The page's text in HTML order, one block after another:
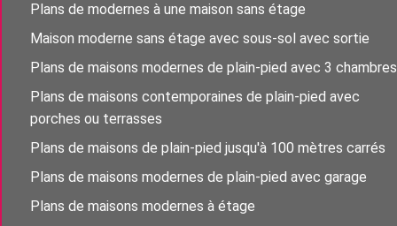
Plans de modernes à une maison sans étage
Maison moderne sans étage avec sous-sol avec sortie
Plans de maisons modernes de plain-pied avec 3 chambres
Plans de maisons contemporaines de plain-pied avec
porches ou terrasses
Plans de maisons de plain-pied jusqu'à 100 mètres carrés
Plans de maisons modernes de plain-pied avec garage
Plans de maisons modernes à étage